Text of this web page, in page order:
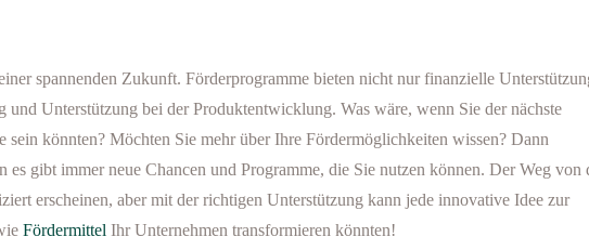
spannenden Zukunft. Förderprogramme bieten nicht nur finanzielle
Unterstützung bei der Produktentwicklung. Was wäre, wenn Sie der nächste
könnten? Möchten Sie mehr über Ihre Fördermöglichkeiten wissen? Dann
es gibt immer neue Chancen und Programme, die Sie nutzen können. Der Weg von
erscheinen, aber mit der richtigen Unterstützung kann jede innovative Idee zur
Fördermittel Ihr Unternehmen transformieren könnten!